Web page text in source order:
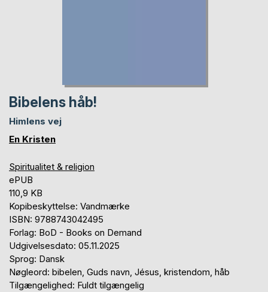
Bibelens håb!
Himlens vej
En Kristen
Spiritualitet & religion
ePUB
110,9 KB
Kopibeskyttelse: Vandmærke
ISBN: 9788743042495
Forlag: BoD - Books on Demand
Udgivelsesdato: 05.11.2025
Sprog: Dansk
Nøgleord: bibelen, Guds navn, Jésus, kristendom, håb
Tilgængelighed: Fuldt tilgængelig